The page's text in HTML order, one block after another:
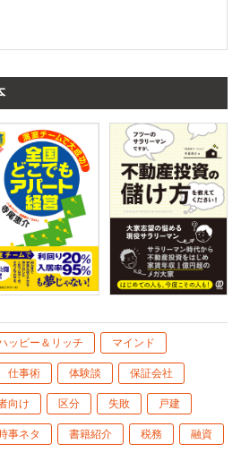
ッピー＆リッチ マインド
仕事術 体験談 保証会社
向け 区分 失敗 戸建
事ネタ 書籍紹介 税務 融資